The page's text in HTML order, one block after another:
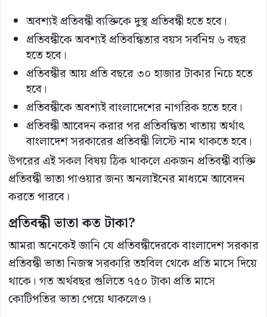
অবশ্যই প্রতিবন্ধী ব্যক্তিকে দুস্থ প্রতিবন্ধী হতে হবে।
প্রতিবন্ধীকে অবশ্যই প্রতিবন্ধিতার বয়স সর্বনিম্ন ৬ বছর
হতে হবে।
প্রতিবন্ধীর আয় প্রতি বছরে ৩০ হাজার টাকার নিচে হতে
হবে।
প্রতিবন্ধীকে অবশ্যই বাংলাদেশের নাগরিক হতে হবে।
প্রতিবন্ধী আবেদন করার পর প্রতিবন্ধিতা খাতায় অর্থাৎ
বাংলাদেশ সরকারের প্রতিবন্ধী লিস্টে নাম থাকতে হবে।
উপরের এই সকল বিষয় ঠিক থাকলে একজন প্রতিবন্ধী ব্যক্তি
প্রতিবন্ধী ভাতা পাওয়ার জন্য অনলাইনের মাধ্যমে আবেদন
করতে পারবে।
প্রতিবন্ধীভাতাকতটাকা?
আমরা অনেকেই জানি যে প্রতিবন্ধীদেরকে বাংলাদেশ সরকার
প্রতিবন্ধী ভাতা নিজস্ব সরকারি তহবিল থেকে প্রতি মাসে দিয়ে
থাকে। গত অর্থবছর গুলিতে ৭৫০ টাকা প্রতি মাসে
কোটিপতির ভাতা পেয়ে থাকলেও।